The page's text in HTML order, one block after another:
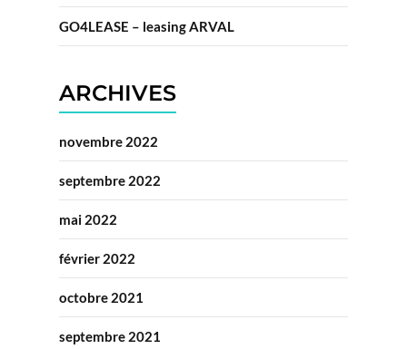
GO4LEASE – leasing ARVAL
ARCHIVES
novembre 2022
septembre 2022
mai 2022
février 2022
octobre 2021
septembre 2021